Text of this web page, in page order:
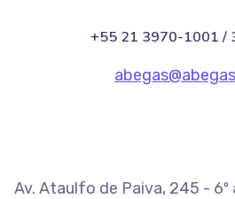
+55 21 3970-1001 /
Av. Ataulfo de Paiva, 245 -